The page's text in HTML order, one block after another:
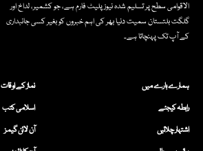
الاقوامی سطح پر تسلیم شدہ نیوز پلیٹ فارم ہے، جو کشمیر، لداخ اور
گلگت بلتستان سمیت دنیا بھر کی اہم خبروں کو بغیر کسی جانبداری
کے آپ تک پہنچاتا ہے۔
ہمارے بارے میں
رابطہ کیجئے
اشتہار چلائیں
نماز کے اوقات
اسلامی کتب
آن لائن گیمز